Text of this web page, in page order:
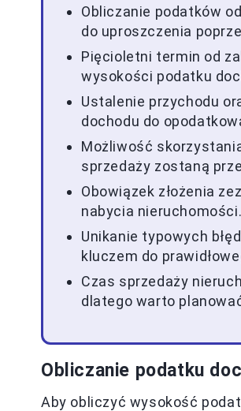
Obliczanie podatków
do uproszczenia
Pięcioletni termin od
wysokości podatku
Ustalenie przychodu
dochodu do
Możliwość
sprzedaży zostaną
Obowiązek złożenia
nabycia nieruchomości.
Unikanie typowych
kluczem do
Czas sprzedaży
dlatego warto
Obliczanie podatku
Aby obliczyć wysokość